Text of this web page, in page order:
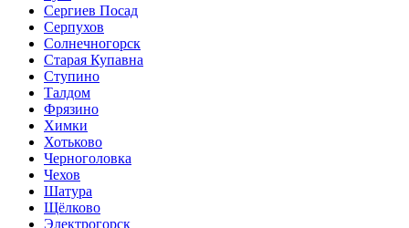
Сергиев Посад
Серпухов
Солнечногорск
Старая Купавна
Ступино
Талдом
Фрязино
Химки
Хотьково
Черноголовка
Чехов
Шатура
Щёлково
Электрогорск